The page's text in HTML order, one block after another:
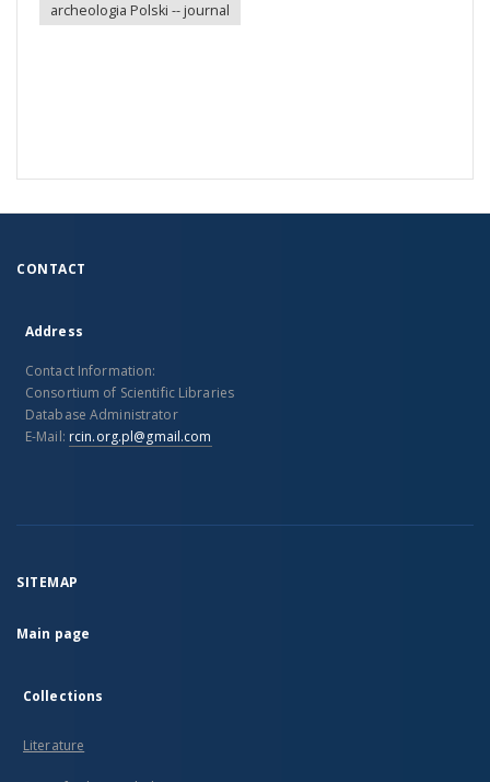
archeologia Polski -- journal
CONTACT
Address
Contact Information:
Consortium of Scientific Libraries
Database Administrator
E-Mail: rcin.org.pl@gmail.com
SITEMAP
Main page
Collections
Literature